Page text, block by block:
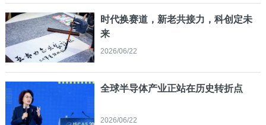
时代换赛道，新老共接力，科创定未
来
2026/06/22
全球半导体产业正站在历史转折点
2026/06/22